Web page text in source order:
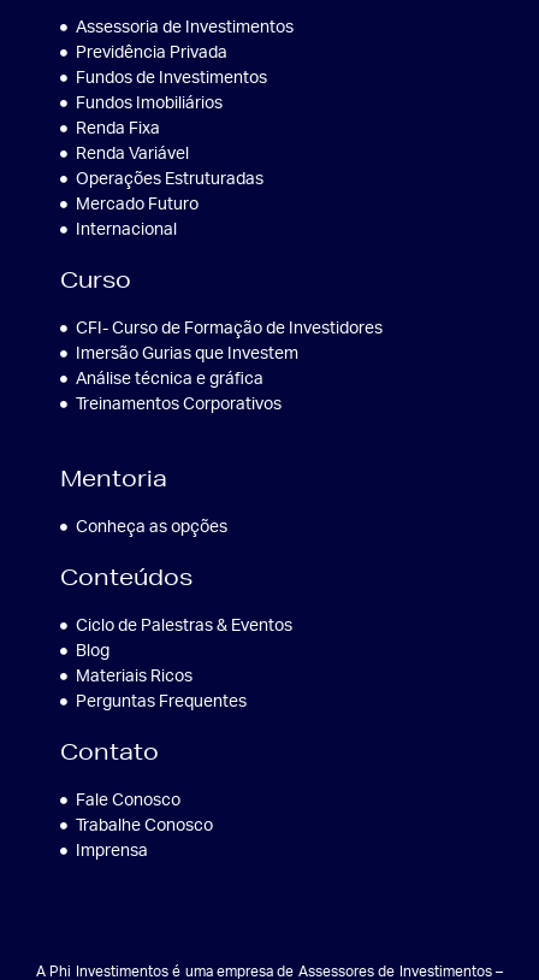
Assessoria de Investimentos
Previdência Privada
Fundos de Investimentos
Fundos Imobiliários
Renda Fixa
Renda Variável
Operações Estruturadas
Mercado Futuro
Internacional
Curso
CFI- Curso de Formação de Investidores
Imersão Gurias que Investem
Análise técnica e gráfica
Treinamentos Corporativos
Mentoria
Conheça as opções
Conteúdos
Ciclo de Palestras & Eventos
Blog
Materiais Ricos
Perguntas Frequentes
Contato
Fale Conosco
Trabalhe Conosco
Imprensa
A Phi Investimentos é uma empresa de Assessores de Investimentos –